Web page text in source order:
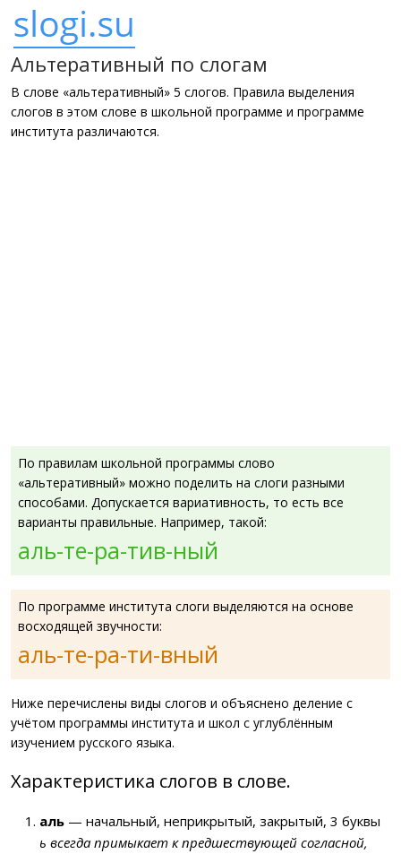
Альтеративный по слогам
В слове «альтеративный» 5 слогов. Правила выделения
слогов в этом слове в школьной программе и программе
института различаются.
По правилам школьной программы слово
«альтеративный» можно поделить на слоги разными
способами. Допускается вариативность, то есть все
варианты правильные. Например, такой:
аль-те-ра-тив-ный
По программе института слоги выделяются на основе
восходящей звучности:
аль-те-ра-ти-вный
Ниже перечислены виды слогов и объяснено деление с
учётом программы института и школ с углублённым
изучением русского языка.
Характеристика слогов в слове.
аль — начальный, неприкрытый, закрытый, 3 буквы
ь всегда примыкает к предшествующей согласной,